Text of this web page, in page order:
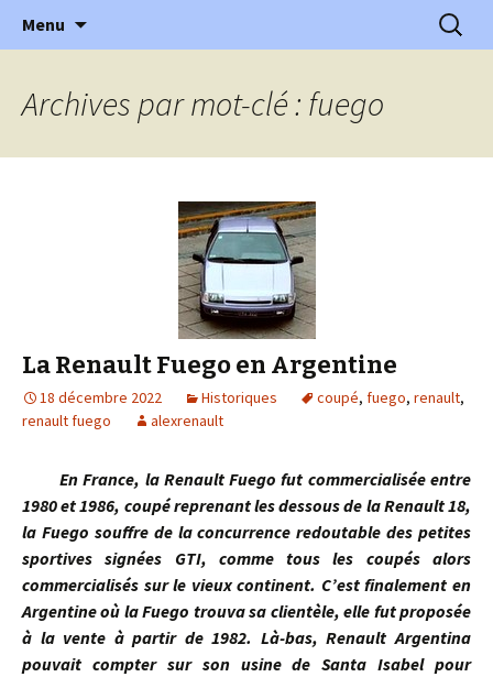
l'Automobile Ancienne
l'automobile ancienne : articles, historiques
…
Menu
Archives par mot-clé : fuego
La Renault Fuego en Argentine
18 décembre 2022 Historiques coupé, fuego, renault,
renault fuego
alexrenault
En France, la Renault Fuego fut commercialisée entre
1980 et 1986, coupé reprenant les dessous de la Renault 18,
la Fuego souffre de la concurrence redoutable des petites
sportives signées GTI, comme tous les coupés alors
commercialisés sur le vieux continent. C’est finalement en
Argentine où la Fuego trouva sa clientèle, elle fut proposée
à la vente à partir de 1982. Là-bas, Renault Argentina
pouvait compter sur son usine de Santa Isabel pour